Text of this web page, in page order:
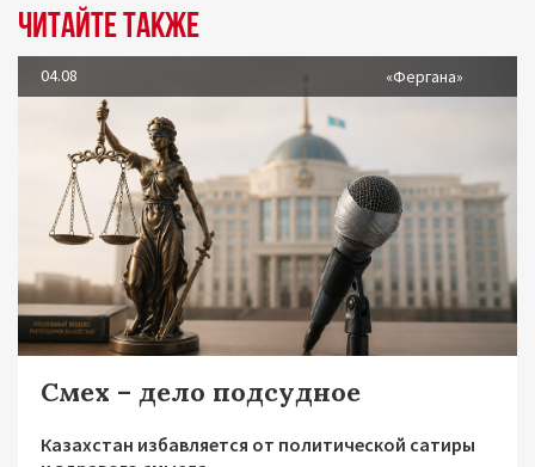
Читайте также
04.08 «Фергана»
Смех – дело подсудное
Казахстан избавляется от политической сатиры